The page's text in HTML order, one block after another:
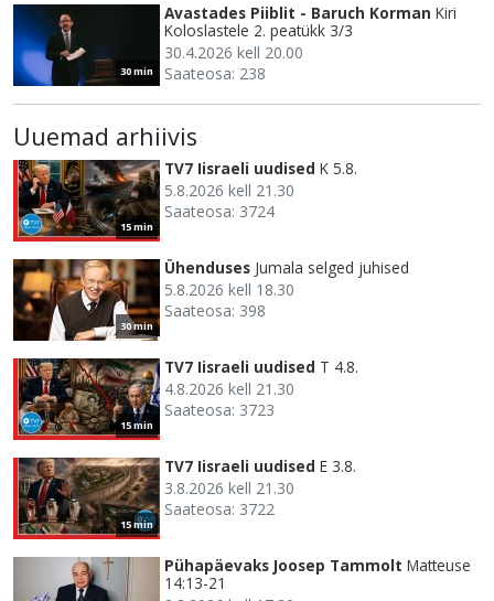
30 min
Avastades Piiblit - Baruch Korman Kiri
Koloslastele 2. peatükk 3/3
30.4.2026 kell 20.00
Saateosa: 238
Uuemad arhiivis
15 min
TV7 Iisraeli uudised K 5.8.
5.8.2026 kell 21.30
Saateosa: 3724
30 min
Ühenduses Jumala selged juhised
5.8.2026 kell 18.30
Saateosa: 398
15 min
TV7 Iisraeli uudised T 4.8.
4.8.2026 kell 21.30
Saateosa: 3723
15 min
TV7 Iisraeli uudised E 3.8.
3.8.2026 kell 21.30
Saateosa: 3722
Pühapäevaks Joosep Tammolt Matteuse
14:13-21